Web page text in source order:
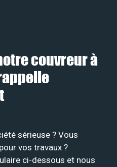
couvreur à
sérieuse ? Vous
vos travaux ?
ci-dessous et nous